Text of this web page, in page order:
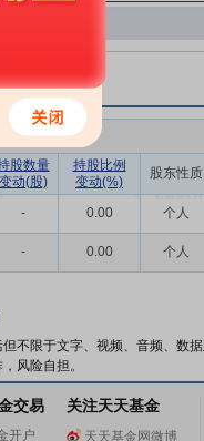
股数量
变动(股)
持股比例
变动(%)
股东性质
- 0.00 个人
- 0.00 个人
不限于文字、视频、音频、数
风险自担。
交易
开户
关注天天基金
天天基金网微博